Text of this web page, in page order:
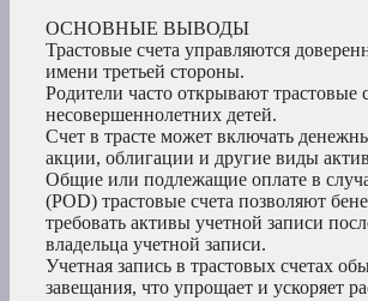
ОСНОВНЫЕ ВЫВОДЫ
Трастовые счета управляются
имени третьей стороны.
Родители часто открывают трастовые
несовершеннолетних детей.
Счет в трасте может включать
акции, облигации и другие виды
Общие или подлежащие оплате в
(POD) трастовые счета позволяют
требовать активы учетной записи
владельца учетной записи.
Учетная запись в трастовых счетах
завещания, что упрощает и ускоряет